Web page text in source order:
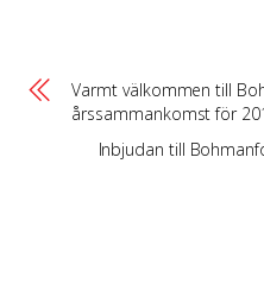
Varmt välkommen till
årssammankomst för
Inbjudan till